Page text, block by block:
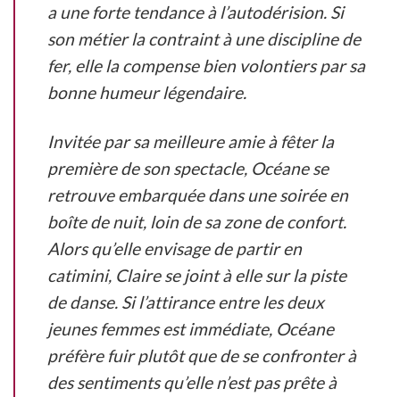
a une forte tendance à l’autodérision. Si
son métier la contraint à une discipline de
fer, elle la compense bien volontiers par sa
bonne humeur légendaire.
Invitée par sa meilleure amie à fêter la
première de son spectacle, Océane se
retrouve embarquée dans une soirée en
boîte de nuit, loin de sa zone de confort.
Alors qu’elle envisage de partir en
catimini, Claire se joint à elle sur la piste
de danse. Si l’attirance entre les deux
jeunes femmes est immédiate, Océane
préfère fuir plutôt que de se confronter à
des sentiments qu’elle n’est pas prête à